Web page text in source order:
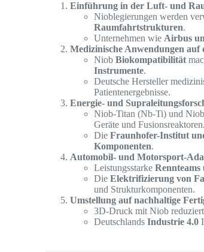
Einführung in der Luft- und
Nioblegierungen werden
Raumfahrtstrukturen.
Unternehmen wie Airbus
Medizinische Anwendungen auf
NiobBiokompatibilität
Instrumente.
Deutsche Hersteller
Patientenergebnisse.
Energie- und
Niob-Titan (Nb-Ti) und
Geräte und Fusionsreaktoren.
DieFraunhofer-Institut
Komponenten.
Automobil- und Motorsport-
Leistungsstarke
DieElektrifizierung von
und Strukturkomponenten.
Umstellung auf nachhaltige
3D-Druck mit Niob
DeutschlandsIndustrie 4.0